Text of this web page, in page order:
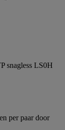
snagless LS0H
per paar door